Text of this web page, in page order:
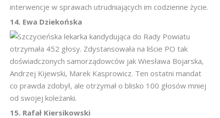
interwencje w sprawach utrudniających im codzienne życie.
14. Ewa Dziekońska
Szczycieńska lekarka kandydująca do Rady Powiatu
otrzymała 452 głosy. Zdystansowała na liście PO tak
doświadczonych samorządowców jak Wiesława Bojarska,
Andrzej Kijewski, Marek Kasprowicz. Ten ostatni mandat
co prawda zdobył, ale otrzymał o blisko 100 głosów mniej
od swojej koleżanki.
15. Rafał Kiersikowski